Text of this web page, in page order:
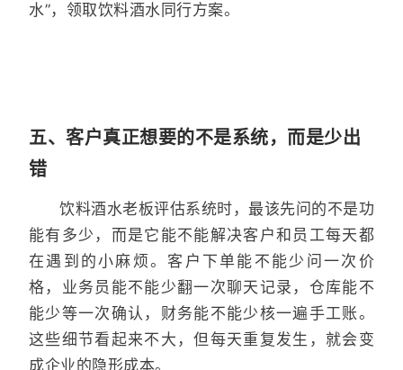
水”，领取饮料酒水同行方案。
五、客户真正想要的不是系统，而是少出
错
饮料酒水老板评估系统时，最该先问的不是功
能有多少，而是它能不能解决客户和员工每天都
在遇到的小麻烦。客户下单能不能少问一次价
格，业务员能不能少翻一次聊天记录，仓库能不
能少等一次确认，财务能不能少核一遍手工账。
这些细节看起来不大，但每天重复发生，就会变
成企业的隐形成本。